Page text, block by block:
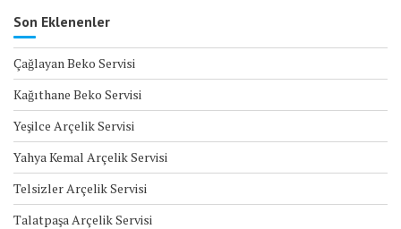
Son Eklenenler
Çağlayan Beko Servisi
Kağıthane Beko Servisi
Yeşilce Arçelik Servisi
Yahya Kemal Arçelik Servisi
Telsizler Arçelik Servisi
Talatpaşa Arçelik Servisi